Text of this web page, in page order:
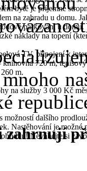
bytě je příjemné
na zahradu u domu.
parkování u domu.
náklady na topení
TV, připojení k
720 m,
m.
na služby 3 000 Kč
možností dalšího
Nastěhování je možné
Neváhejte si
zahrnují